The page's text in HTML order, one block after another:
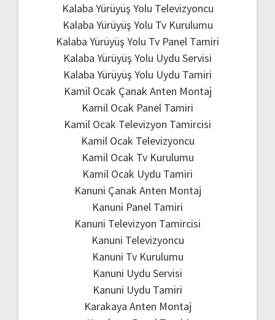
Kalaba Yürüyüş Yolu Televizyoncu
Kalaba Yürüyüş Yolu Tv Kurulumu
Kalaba Yürüyüş Yolu Tv Panel Tamiri
Kalaba Yürüyüş Yolu Uydu Servisi
Kalaba Yürüyüş Yolu Uydu Tamiri
Kamil Ocak Çanak Anten Montaj
Kamil Ocak Panel Tamiri
Kamil Ocak Televizyon Tamircisi
Kamil Ocak Televizyoncu
Kamil Ocak Tv Kurulumu
Kamil Ocak Uydu Tamiri
Kanuni Çanak Anten Montaj
Kanuni Panel Tamiri
Kanuni Televizyon Tamircisi
Kanuni Televizyoncu
Kanuni Tv Kurulumu
Kanuni Uydu Servisi
Kanuni Uydu Tamiri
Karakaya Anten Montaj